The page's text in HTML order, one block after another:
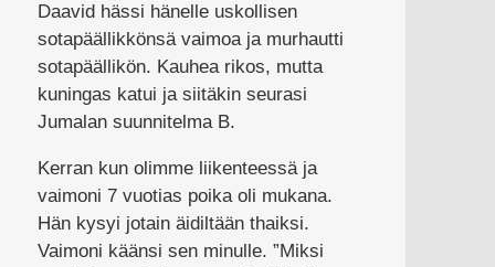
Daavid hässi hänelle uskollisen
sotapäällikkönsä vaimoa ja murhautti
sotapäällikön. Kauhea rikos, mutta
kuningas katui ja siitäkin seurasi
Jumalan suunnitelma B.
Kerran kun olimme liikenteessä ja
vaimoni 7 vuotias poika oli mukana.
Hän kysyi jotain äidiltään thaiksi.
Vaimoni käänsi sen minulle. ”Miksi